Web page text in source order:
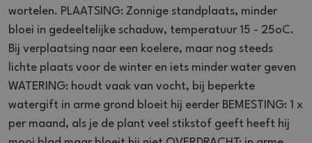
wortelen. PLAATSING: Zonnige standplaats, minder
bloei in gedeeltelijke schaduw, temperatuur 15 - 25oC.
Bij verplaatsing naar een koelere, maar nog steeds
lichte plaats voor de winter en iets minder water geven
WATERING: houdt vaak van vocht, bij beperkte
watergift in arme grond bloeit hij eerder BEMESTING: 1 x
per maand, als je de plant veel stikstof geeft heeft hij